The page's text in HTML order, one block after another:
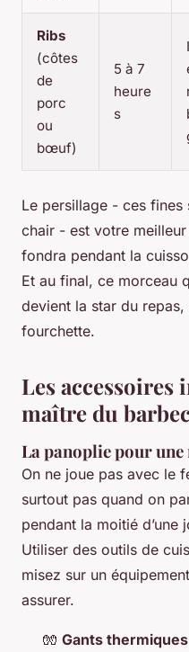
Ribs
(côtes
de
porc
ou
bœuf)
5 à 7
heure
s
Le persillage - ces fines
chair - est votre
fondra pendant la
Et au final, ce morceau
devient la star du repas,
fourchette.
Les accessoires
maître du
La panoplie pour
On ne joue pas avec le
surtout pas quand on
pendant la moitié d’une
Utiliser des outils de
misez sur un
assurer.
🧤 Gants